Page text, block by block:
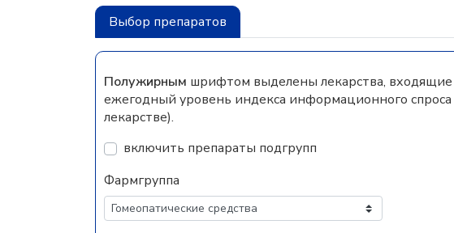
Выбор препаратов
Полужирным шрифтом выделены лекарства, входящие
ежегодный уровень индекса информационного
лекарстве).
включить препараты подгрупп
Фармгруппа